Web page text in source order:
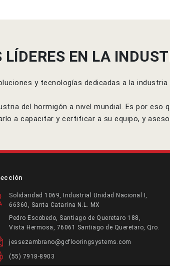
LÍDERES EN LA
y tecnologías dedicadas a la
del hormigón a nivel mundial. Es por
a capacitar y certificar a su equipo, y
Solidaridad 1069, Industrial Unidad Nacional I,
66360, Santa Catarina N.L. MX
Pedro Escobedo, Santiago de Queretaro 188,
Vista Hermosa, 76061 Santiago de Queretaro, Qro.
jessezambrano@gcflooringsystems.com
(55) 7918-8903